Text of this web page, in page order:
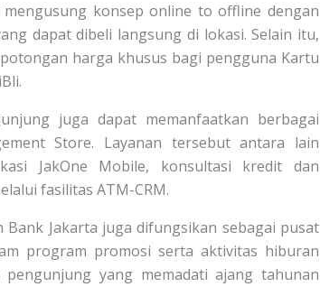
konsep online to offline dengan
dapat dibeli langsung di lokasi. Selain itu,
harga khusus bagi pengguna Kartu
juga dapat memanfaatkan berbagai
Store. Layanan tersebut antara lain
JakOne Mobile, konsultasi kredit dan
fasilitas ATM-CRM.
Jakarta juga difungsikan sebagai pusat
program promosi serta aktivitas hiburan
yang memadati ajang tahunan